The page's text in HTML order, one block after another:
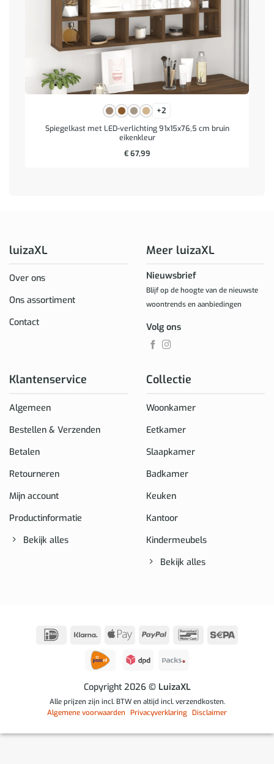
+2
Spiegelkast met LED-verlichting 91x15x76,5 cm bruin
eikenkleur
€67,99
luizaXL
Over ons
Ons assortiment
Contact
Klantenservice
Algemeen
Bestellen & Verzenden
Betalen
Retourneren
Mijn account
Productinformatie
Bekijk alles
Collectie
Woonkamer
Eetkamer
Slaapkamer
Badkamer
Keuken
Kantoor
Kindermeubels
Bekijk alles
Meer luizaXL
Nieuwsbrief
Blijf op de hoogte van de nieuwste
woontrends en aanbiedingen
Volg ons
IDeal Klarna
Apple
PayPal Bancontact
Copyright 2026 © LuizaXL
Alle prijzen zijn incl. BTW en altijd incl. verzendkosten.
Algemene voorwaarden Privacyverklaring Disclaimer